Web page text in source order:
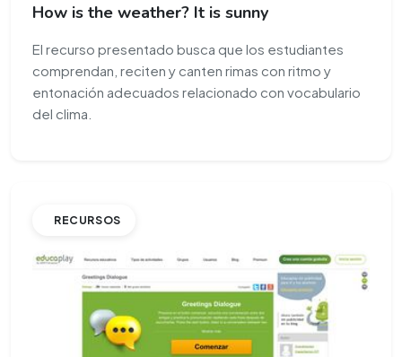
How is the weather? It is sunny
El recurso presentado busca que los estudiantes
comprendan, reciten y canten rimas con ritmo y
entonación adecuados relacionado con vocabulario
del clima.
RECURSOS